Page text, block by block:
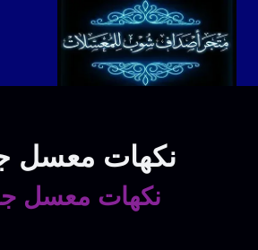
المحتوى
نكهات معسل
نكهات معسل